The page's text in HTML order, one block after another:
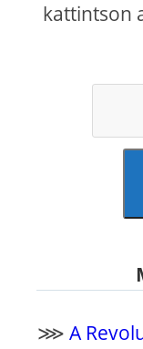
kattintson
⋙A